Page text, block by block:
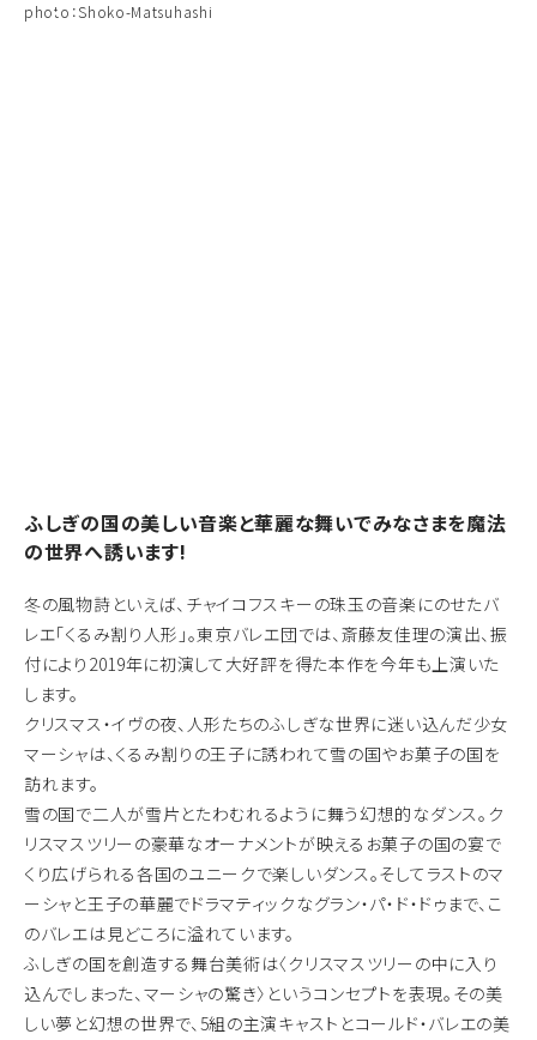
photo：Shoko-Matsuhashi
ふしぎの国の美しい音楽と華麗な舞いでみなさまを魔法
の世界へ誘います!
冬の風物詩といえば、チャイコフスキーの珠玉の音楽にのせたバ
レエ「くるみ割り人形」。東京バレエ団では、斎藤友佳理の演出、振
付により2019年に初演して大好評を得た本作を今年も上演いた
します。
クリスマス・イヴの夜、人形たちのふしぎな世界に迷い込んだ少女
マーシャは、くるみ割りの王子に誘われて雪の国やお菓子の国を
訪れます。
雪の国で二人が雪片とたわむれるように舞う幻想的なダンス。ク
リスマスツリーの豪華なオーナメントが映えるお菓子の国の宴で
くり広げられる各国のユニークで楽しいダンス。そしてラストのマ
ーシャと王子の華麗でドラマティックなグラン・パ・ド・ドゥまで、こ
のバレエは見どころに溢れています。
ふしぎの国を創造する舞台美術は〈クリスマスツリーの中に入り
込んでしまった、マーシャの驚き〉というコンセプトを表現。その美
しい夢と幻想の世界で、5組の主演キャストとコールド・バレエの美